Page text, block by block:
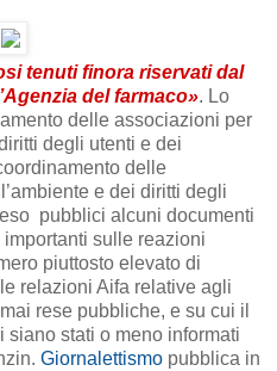
tenuti finora riservati dal
del farmaco». Lo
delle associazioni per
degli utenti e dei
delle
e dei diritti degli
pubblici alcuni documenti
sulle reazioni
piuttosto elevato di
relazioni Aifa relative agli
rese pubbliche, e su cui il
stati o meno informati
Giornalettismo pubblica in